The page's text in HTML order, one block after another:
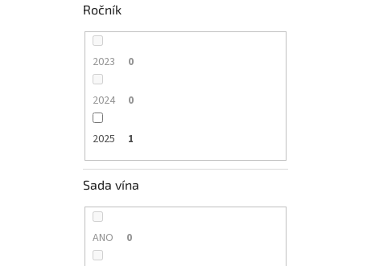
Ročník
2023 0
2024 0
2025 1
Sada vína
ANO 0